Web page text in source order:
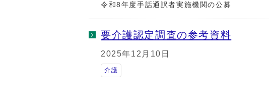
令和8年度手話通訳者実施機関の公募
要介護認定調査の参考資料
2025年12月10日
介護